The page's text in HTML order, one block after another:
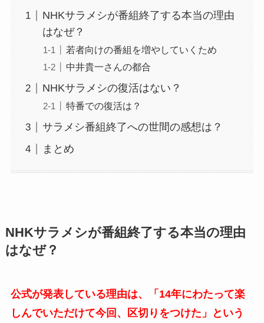
NHKサラメシが番組終了する本当の理由
はなぜ？
若者向けの番組を増やしていくため
中井貴一さんの都合
NHKサラメシの復活はない？
特番での復活は？
サラメシ番組終了への世間の感想は？
まとめ
NHKサラメシが番組終了する本当の理由
はなぜ？
公式が発表している理由は、「14年にわたって楽
しんでいただけて今回、区切りをつけた」という